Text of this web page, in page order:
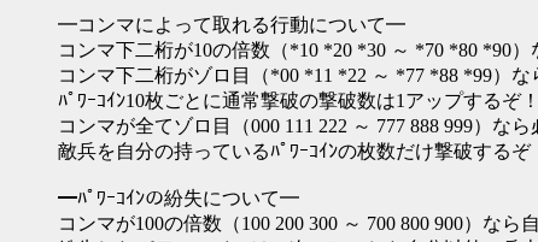
━コンマによって取れる行動について━
コンマ下二桁が10の倍数（*10 *20 *30 ～ *70 *80 *90）
コンマ下二桁がゾロ目（*00 *11 *22 ～ *77 *88 *99）
ﾊﾟﾜｰｺｲﾝ10枚ごとに通常撃破の撃破数は1アップするぞ！
コンマが全てゾロ目（000 111 222 ～ 777 888 999）なら
敵兵を自分の持っているﾊﾟﾜｰｺｲﾝの枚数だけ撃破するぞ
━ﾊﾟﾜｰｺｲﾝの紛失について━
コンマが100の倍数（100 200 300 ～ 700 800 900）な